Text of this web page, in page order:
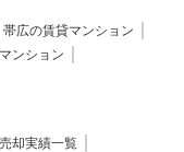
帯広の賃貸マンション
ンション
売却実績一覧